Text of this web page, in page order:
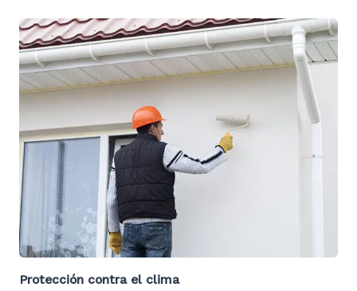
Protección contra el clima